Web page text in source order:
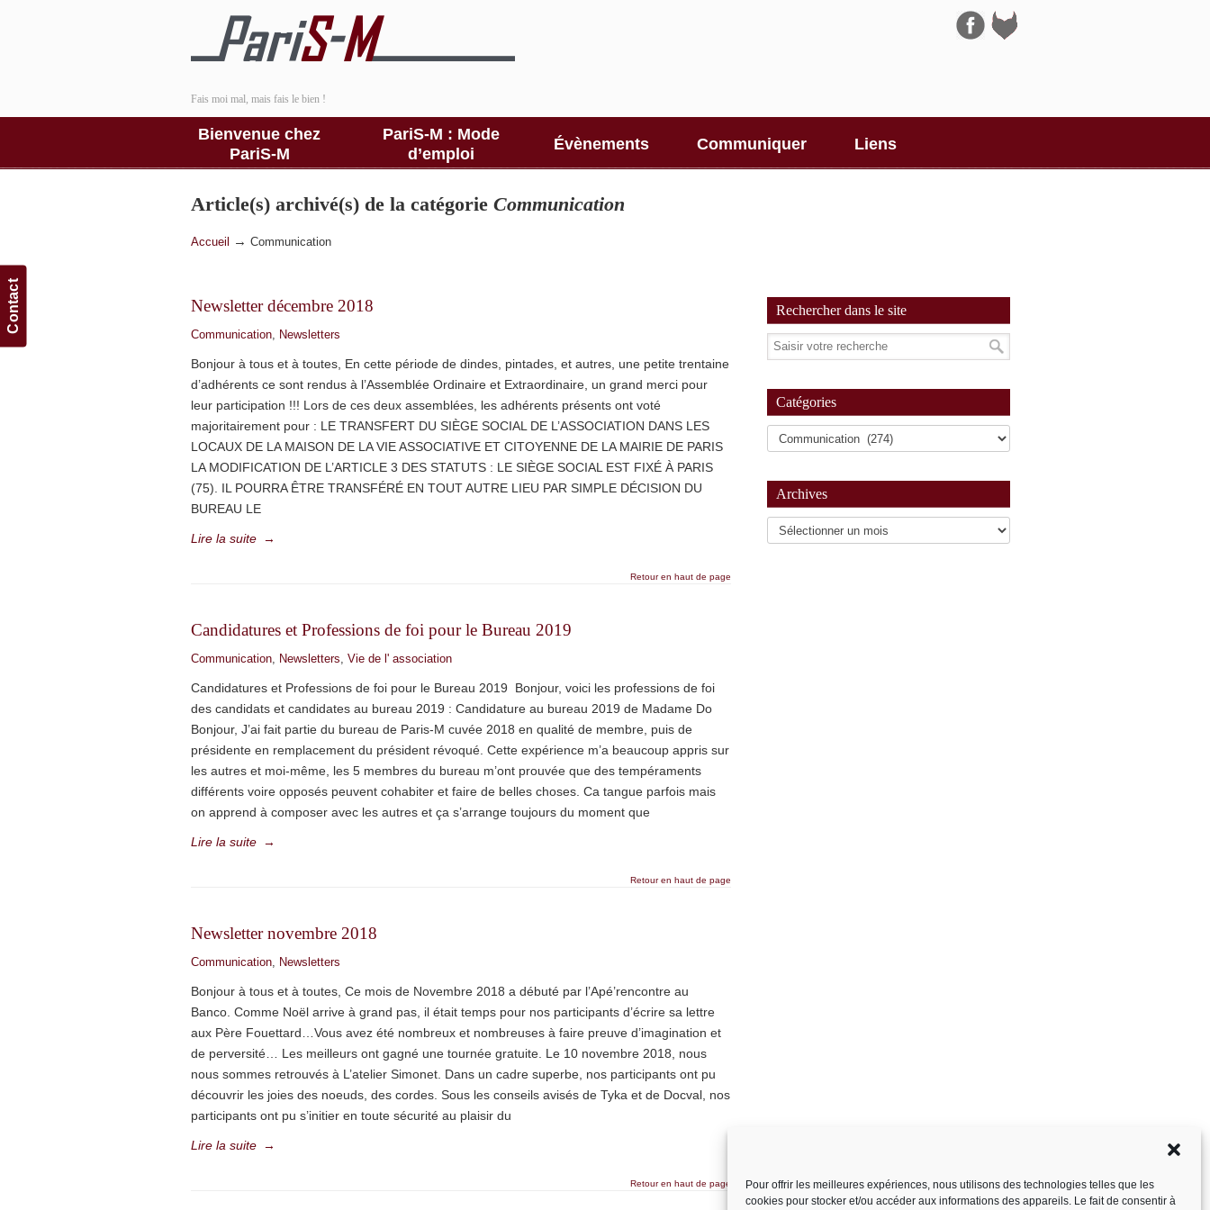
Pour offrir les meilleures expériences, nous utilisons des technologies telles que les
cookies pour stocker et/ou accéder aux informations des appareils. Le fait de consentir à
Contact
Fais moi mal, mais fais le bien !
Bienvenue chez
PariS-M
PariS-M : Mode
d’emploi
Évènements Communiquer Liens
Navigation
Article(s) archivé(s) de la catégorie Communication
Accueil → Communication
Newsletter décembre 2018
Communication, Newsletters
Bonjour à tous et à toutes, En cette période de dindes, pintades, et autres, une petite trentaine
d’adhérents ce sont rendus à l’Assemblée Ordinaire et Extraordinaire, un grand merci pour
leur participation !!! Lors de ces deux assemblées, les adhérents présents ont voté
majoritairement pour : LE TRANSFERT DU SIÈGE SOCIAL DE L’ASSOCIATION DANS LES
LOCAUX DE LA MAISON DE LA VIE ASSOCIATIVE ET CITOYENNE DE LA MAIRIE DE PARIS
LA MODIFICATION DE L’ARTICLE 3 DES STATUTS : LE SIÈGE SOCIAL EST FIXÉ À PARIS
(75). IL POURRA ÊTRE TRANSFÉRÉ EN TOUT AUTRE LIEU PAR SIMPLE DÉCISION DU
BUREAU LE
Lire la suite →
Retour en haut de page
Candidatures et Professions de foi pour le Bureau 2019
Communication, Newsletters, Vie de l' association
Candidatures et Professions de foi pour le Bureau 2019 Bonjour, voici les professions de foi
des candidats et candidates au bureau 2019 : Candidature au bureau 2019 de Madame Do
Bonjour, J’ai fait partie du bureau de Paris-M cuvée 2018 en qualité de membre, puis de
présidente en remplacement du président révoqué. Cette expérience m’a beaucoup appris sur
les autres et moi-même, les 5 membres du bureau m’ont prouvée que des tempéraments
différents voire opposés peuvent cohabiter et faire de belles choses. Ca tangue parfois mais
on apprend à composer avec les autres et ça s’arrange toujours du moment que
Lire la suite →
Retour en haut de page
Newsletter novembre 2018
Communication, Newsletters
Bonjour à tous et à toutes, Ce mois de Novembre 2018 a débuté par l’Apé’rencontre au
Banco. Comme Noël arrive à grand pas, il était temps pour nos participants d’écrire sa lettre
aux Père Fouettard…Vous avez été nombreux et nombreuses à faire preuve d’imagination et
de perversité… Les meilleurs ont gagné une tournée gratuite. Le 10 novembre 2018, nous
nous sommes retrouvés à L’atelier Simonet. Dans un cadre superbe, nos participants ont pu
découvrir les joies des noeuds, des cordes. Sous les conseils avisés de Tyka et de Docval, nos
participants ont pu s’initier en toute sécurité au plaisir du
Lire la suite →
Retour en haut de page
Rechercher dans le site
Catégories
Archives
Archives